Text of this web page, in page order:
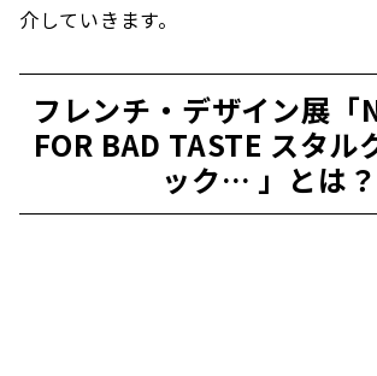
介していきます。
フレンチ・デザイン展「
FOR BAD TASTE スタル
ック… 」とは？